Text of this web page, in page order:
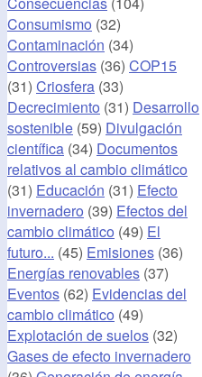
Consumismo (32)
Contaminación (34)
Controversias (36) COP15
(31) Criosfera (33)
Decrecimiento (31) Desarrollo
sostenible (59) Divulgación
científica (34) Documentos
relativos al cambio climático
(31) Educación (31) Efecto
invernadero (39) Efectos del
cambio climático (49) El
futuro... (45) Emisiones (36)
Energías renovables (37)
Eventos (62) Evidencias del
cambio climático (49)
Explotación de suelos (32)
Gases de efecto invernadero